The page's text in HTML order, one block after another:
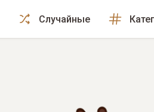
Случайные